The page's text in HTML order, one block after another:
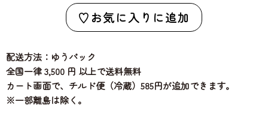
お気に入りに追加
配送方法：ゆうパック
全国一律 3,500 円 以上で送料無料
カート画面で、チルド便（冷蔵）585円が追加できます。
※一部離島は除く。